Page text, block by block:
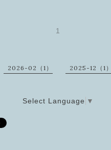
1
2026-02（1） 2025-12（1
Select Language ▼